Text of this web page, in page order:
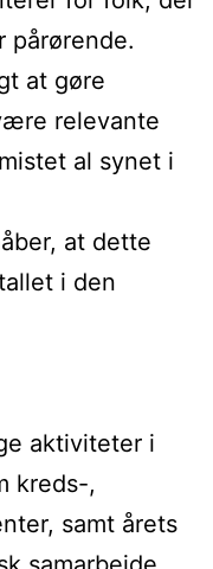
pårørende.
at gøre
relevante
al synet i
at dette
i den
aktiviteter i
kreds-,
samt årets